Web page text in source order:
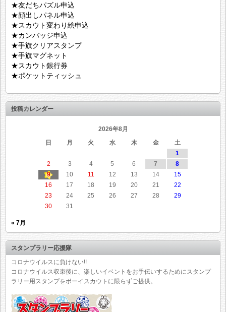
★友だちパズル申込
★顔出しパネル申込
★スカウト変わり絵申込
★カンバッジ申込
★手旗クリアスタンプ
★手旗マグネット
★スカウト銀行券
★ポケットティッシュ
投稿カレンダー
2026年8月
日
月 火 水 木 金
土
1
2
3 4 5 6 7
8
9
10 11 12 13 14
15
16
17 18 19 20 21
22
23
24 25 26 27 28
29
30
31
« 7月
スタンプラリー応援隊
コロナウイルスに負けない!!
コロナウイルス収束後に、楽しいイベントをお手伝いするためにスタンプ
ラリー用スタンプをボーイスカウトに限らずご提供。